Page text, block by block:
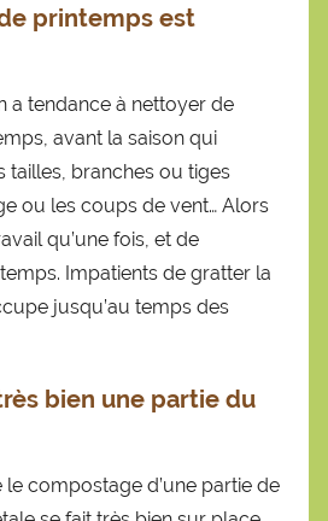
printemps est
a tendance à nettoyer de
avant la saison qui
tailles, branches ou tiges
ou les coups de vent… Alors
qu’une fois, et de
Impatients de gratter la
jusqu’au temps des
bien une partie du
le compostage d’une partie de